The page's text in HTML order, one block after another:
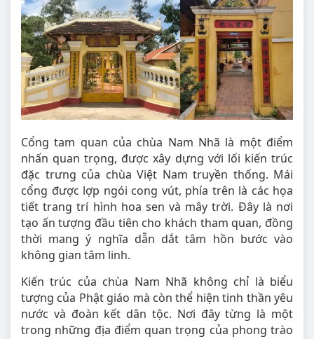
Cổng tam quan của chùa Nam Nhã là một điểm
nhấn quan trọng, được xây dựng với lối kiến trúc
đặc trưng của chùa Việt Nam truyền thống. Mái
cổng được lợp ngói cong vút, phía trên là các họa
tiết trang trí hình hoa sen và mây trời. Đây là nơi
tạo ấn tượng đầu tiên cho khách tham quan, đồng
thời mang ý nghĩa dẫn dắt tâm hồn bước vào
không gian tâm linh.
Kiến trúc của chùa Nam Nhã không chỉ là biểu
tượng của Phật giáo mà còn thể hiện tinh thần yêu
nước và đoàn kết dân tộc. Nơi đây từng là một
trong những địa điểm quan trọng của phong trào